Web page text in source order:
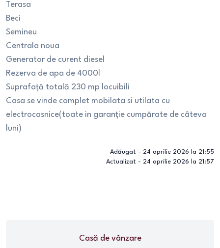
Terasa
Beci
Semineu
Centrala noua
Generator de curent diesel
Rezerva de apa de 4000l
Suprafață totală 230 mp locuibili
Casa se vinde complet mobilata si utilata cu
electrocasnice(toate in garanție cumpărate de câteva
luni)
Adăugat - 24 aprilie 2026 la 21:55
Actualizat - 24 aprilie 2026 la 21:57
Casă de vânzare